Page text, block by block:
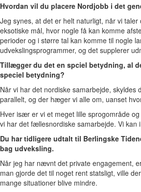
Hvordan vil du placere Nordjobb i det
Jeg synes, at det er helt naturligt, når vi
eksotiske mål, hvor nogle få kan komme
perioder og i større tal kan komme til nogle
udvekslingsprogrammer, og det supplerer
Tillægger du det en spciel betydning, al
speciel betydning?
Når vi har det nordiske samarbejde,
parallelt, og der hæger vi alle om, uanset
Hver især er vi et meget lille sprogområde
vi har det fællesnordiske samarbejde. Vi
Du har tidligere udtalt til Berlingske
bag udveksling.
Når jeg har nævnt det private engagement,
man gjorde det til noget rent statsligt, ville
mange situationer blive mindre.